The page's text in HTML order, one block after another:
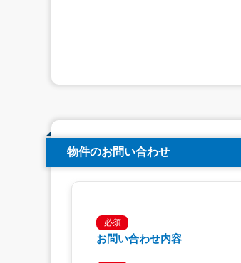
物件のお問い合わせ
必須
お問い合わせ内容